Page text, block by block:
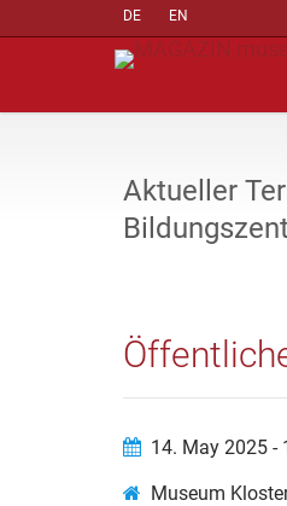
DE EN
Aktueller
14. May 2025 -
Museum